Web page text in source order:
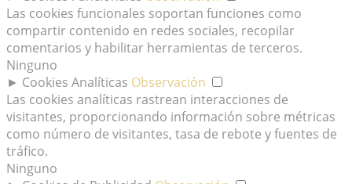
Las cookies funcionales soportan funciones como
compartir contenido en redes sociales, recopilar
comentarios y habilitar herramientas de terceros.
Ninguno
► Cookies Analíticas Observación
Las cookies analíticas rastrean interacciones de
visitantes, proporcionando información sobre métricas
como número de visitantes, tasa de rebote y fuentes de
tráfico.
Ninguno